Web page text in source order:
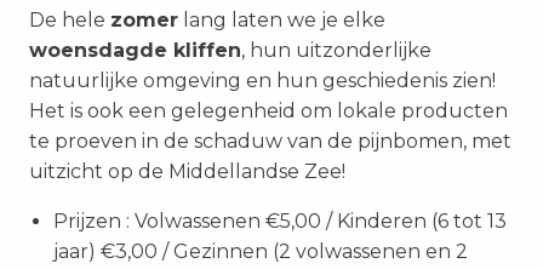
De hele zomer lang laten we je elke
woensdagde kliffen, hun uitzonderlijke
natuurlijke omgeving en hun geschiedenis zien!
Het is ook een gelegenheid om lokale producten
te proeven in de schaduw van de pijnbomen, met
uitzicht op de Middellandse Zee!
Prijzen : Volwassenen €5,00 / Kinderen (6 tot 13
jaar) €3,00 / Gezinnen (2 volwassenen en 2